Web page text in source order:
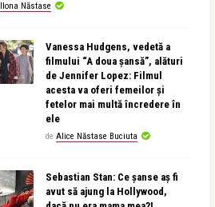
Ilona Năstase
Vanessa Hudgens, vedetă a
filmului “A doua șansă”, alături
de Jennifer Lopez: Filmul
acesta va oferi femeilor și
fetelor mai multă încredere în
ele
de Alice Năstase Buciuta
Sebastian Stan: Ce șanse aș fi
avut să ajung la Hollywood,